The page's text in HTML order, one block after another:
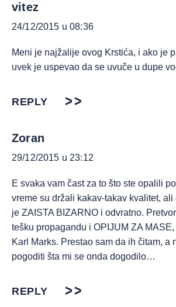
vitez
24/12/2015 u 08:36
Meni je najžalije ovog Krstića, i ako je
uvek je uspevao da se uvuče u dupe
REPLY
Zoran
29/12/2015 u 23:12
E svaka vam čast za to što ste opalili
vreme su držali kakav-takav kvalitet,
je ZAISTA BIZARNO i odvratno.
tešku propagandu i OPIJUM ZA
Karl Marks. Prestao sam da ih čitam, a
pogoditi šta mi se onda dogodilo…
REPLY